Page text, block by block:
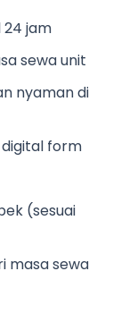
24 jam
sewa unit
nyaman di
form
(sesuai
masa sewa